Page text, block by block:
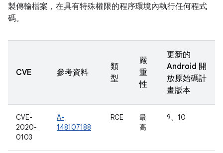
製傳輸檔案，在具有特殊權限的程序環境內執行任何程式
碼。
CVE 參考資料
類
型
嚴
重
性
更新的
Android 開
放原始碼計
畫版本
CVE-
2020-
0103
A-
148107188
RCE
最
高
9、10